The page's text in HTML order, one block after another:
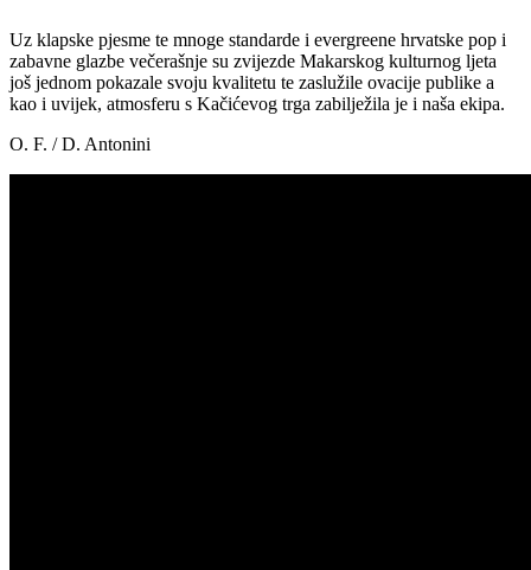
Uz klapske pjesme te mnoge standarde i evergreene hrvatske pop i
zabavne glazbe večerašnje su zvijezde Makarskog kulturnog ljeta
još jednom pokazale svoju kvalitetu te zaslužile ovacije publike a
kao i uvijek, atmosferu s Kačićevog trga zabilježila je i naša ekipa.
O. F. / D. Antonini